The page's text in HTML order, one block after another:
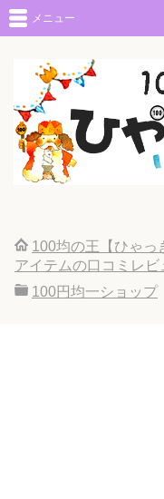
メニュー
100均の王【ひゃっ
アイテムの口コミレビ
100円均一ショップ